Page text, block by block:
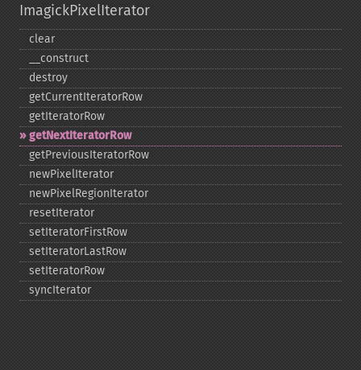
ImagickPixelIterator
clear
_​_​construct
destroy
getCurrentIteratorRow
getIteratorRow
getNextIteratorRow
getPreviousIteratorRow
newPixelIterator
newPixelRegionIterator
resetIterator
setIteratorFirstRow
setIteratorLastRow
setIteratorRow
syncIterator